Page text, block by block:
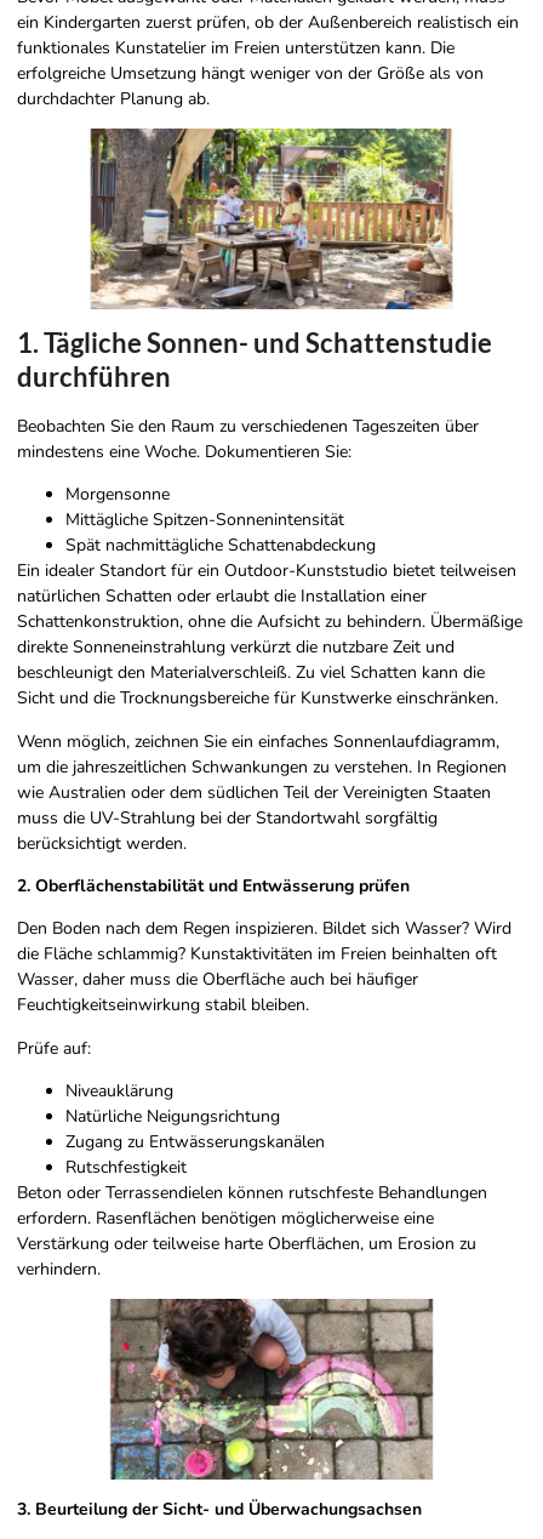
ein Kindergarten zuerst prüfen, ob der Außenbereich realistisch ein
funktionales Kunstatelier im Freien unterstützen kann. Die
erfolgreiche Umsetzung hängt weniger von der Größe als von
durchdachter Planung ab.
1. Tägliche Sonnen- und Schattenstudie
durchführen
Beobachten Sie den Raum zu verschiedenen Tageszeiten über
mindestens eine Woche. Dokumentieren Sie:
Morgensonne
Mittägliche Spitzen-Sonnenintensität
Spät nachmittägliche Schattenabdeckung
Ein idealer Standort für ein Outdoor-Kunststudio bietet teilweisen
natürlichen Schatten oder erlaubt die Installation einer
Schattenkonstruktion, ohne die Aufsicht zu behindern. Übermäßige
direkte Sonneneinstrahlung verkürzt die nutzbare Zeit und
beschleunigt den Materialverschleiß. Zu viel Schatten kann die
Sicht und die Trocknungsbereiche für Kunstwerke einschränken.
Wenn möglich, zeichnen Sie ein einfaches Sonnenlaufdiagramm,
um die jahreszeitlichen Schwankungen zu verstehen. In Regionen
wie Australien oder dem südlichen Teil der Vereinigten Staaten
muss die UV-Strahlung bei der Standortwahl sorgfältig
berücksichtigt werden.
2. Oberflächenstabilität und Entwässerung prüfen
Den Boden nach dem Regen inspizieren. Bildet sich Wasser? Wird
die Fläche schlammig? Kunstaktivitäten im Freien beinhalten oft
Wasser, daher muss die Oberfläche auch bei häufiger
Feuchtigkeitseinwirkung stabil bleiben.
Prüfe auf:
Niveauklärung
Natürliche Neigungsrichtung
Zugang zu Entwässerungskanälen
Rutschfestigkeit
Beton oder Terrassendielen können rutschfeste Behandlungen
erfordern. Rasenflächen benötigen möglicherweise eine
Verstärkung oder teilweise harte Oberflächen, um Erosion zu
verhindern.
3. Beurteilung der Sicht- und Überwachungsachsen